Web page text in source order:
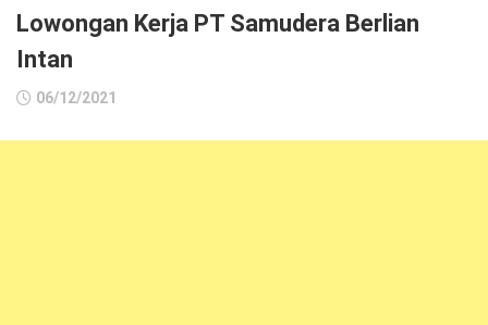
Lowongan Kerja PT Samudera Berlian
Intan
06/12/2021